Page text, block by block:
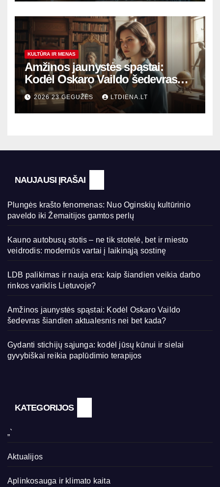
KULTŪRA IR MENAS
Amžinos jaunystės spąstai:
Kodėl Oskaro Vaildo šedevras
šiandien aktualesnis nei bet
kada?
2026 23 GEGUŽĖS LTDIENA.LT
NAUJAUSI ĮRAŠAI
Plungės krašto fenomenas: Nuo Oginskių kultūrinio
paveldo iki Žemaitijos gamtos perlų
Kauno autobusų stotis – ne tik stotelė, bet ir miesto
veidrodis: modernūs vartai į laikinąją sostinę
LDB palikimas ir nauja era: kaip šiandien veikia darbo
rinkos variklis Lietuvoje?
Amžinos jaunystės spąstai: Kodėl Oskaro Vaildo
šedevras šiandien aktualesnis nei bet kada?
Gydanti stichijų sąjunga: kodėl jūsų kūnui ir sielai
gyvybiškai reikia paplūdimio terapijos
KATEGORIJOS
„`
Aktualijos
Aplinkosauga ir klimato kaita